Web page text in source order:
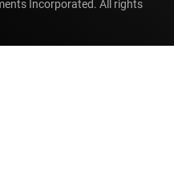
Incorporated. All rights